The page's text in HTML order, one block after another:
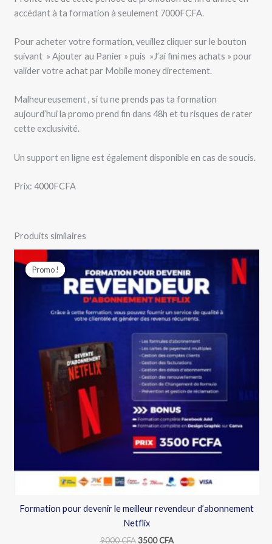
accédant à ta formation à seulement 7000FCFA.
Pour acheter votre formation, veuillez cliquer sur le bouton
suivant » Ajouter au Panier » puis »J’ai fini mes achats » pour
valider votre achat par Mobile money directement.
Malheureusement , si tu ne prends pas ta formation
aujourd’hui la promo prend fin dans 48h et tu risques de rater
cette exclusivité.
Un support en ligne est également disponible en cas de soucis.
Prix: 4000FCFA
Produits similaires
Promo !
Promo !
Formation pour devenir le meilleur revendeur d’abonnement
Netflix
9000CFA
prix
initial
était :
9000 CFA.
3500CFA
actuel
est :
3500 CFA.